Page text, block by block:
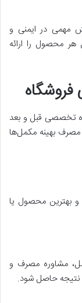
مهمی در ایمنی و
هر محصول را ارائه
تخصصی قبل و بعد
بهینه مکمل‌ها
و بهترین محصول یا
مشاوره مصرف و
نتیجه حاصل شود.